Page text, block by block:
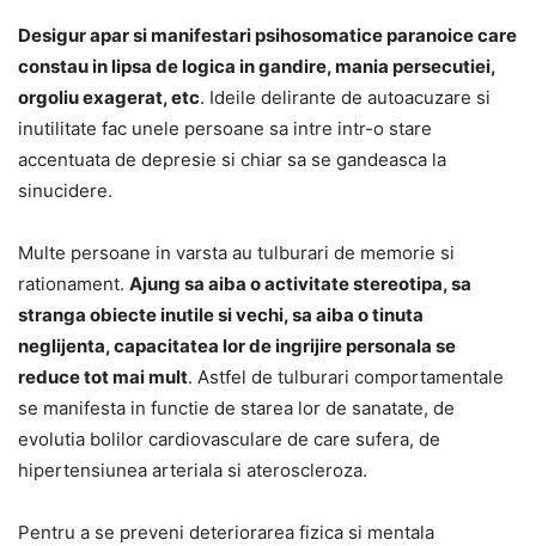
Desigur apar si manifestari psihosomatice paranoice care
constau in lipsa de logica in gandire, mania persecutiei,
orgoliu exagerat, etc. Ideile delirante de autoacuzare si
inutilitate fac unele persoane sa intre intr-o stare
accentuata de depresie si chiar sa se gandeasca la
sinucidere.
Multe persoane in varsta au tulburari de memorie si
rationament. Ajung sa aiba o activitate stereotipa, sa
stranga obiecte inutile si vechi, sa aiba o tinuta
neglijenta, capacitatea lor de ingrijire personala se
reduce tot mai mult. Astfel de tulburari comportamentale
se manifesta in functie de starea lor de sanatate, de
evolutia bolilor cardiovasculare de care sufera, de
hipertensiunea arteriala si ateroscleroza.
Pentru a se preveni deteriorarea fizica si mentala